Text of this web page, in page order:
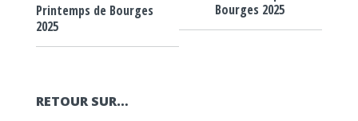
Printemps de Bourges
2025
Bourges 2025
RETOUR SUR…